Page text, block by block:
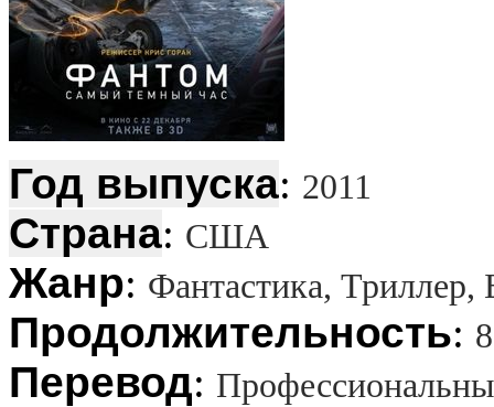
Год выпуска: 2011
Страна: США
Жанр: Фантастика,
Продолжительность:
Перевод: